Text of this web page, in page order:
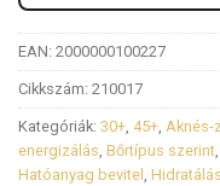
EAN: 2000000100227
Cikkszám: 210017
Kategóriák: 30+, 45+, Aknés-
energizálás, Bőrtípus szerint,
Hatóanyag bevitel , Hidratálás